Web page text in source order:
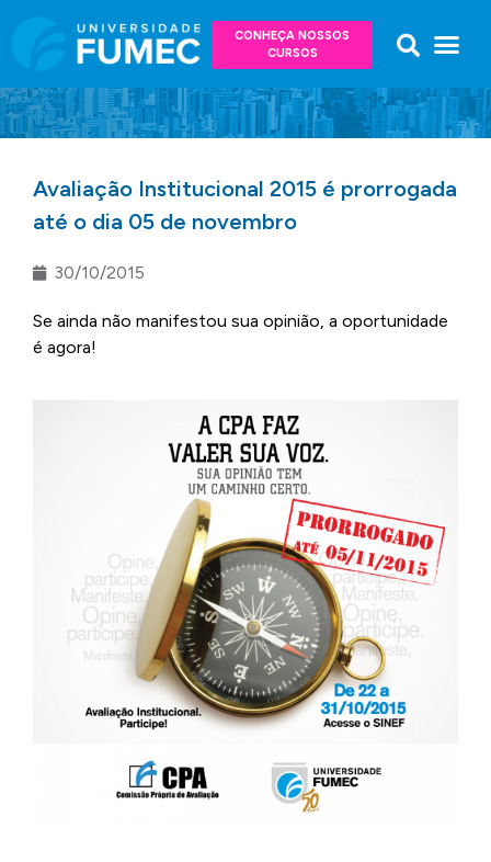
CONHEÇA NOSSOS
CURSOS
Avaliação Institucional 2015 é prorrogada
até o dia 05 de novembro
30/10/2015
Se ainda não manifestou sua opinião, a oportunidade
é agora!